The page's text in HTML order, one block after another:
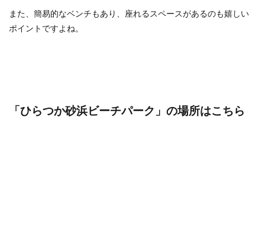
また、簡易的なベンチもあり、座れるスペースがあるのも嬉しい
ポイントですよね。
「ひらつか砂浜ビーチパーク 」の場所はこちら